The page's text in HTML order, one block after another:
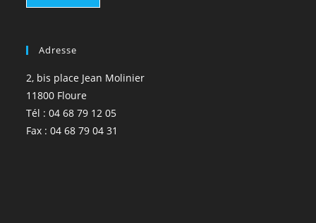
Adresse
2, bis place Jean Molinier
11800 Floure
Tél : 04 68 79 12 05
Fax : 04 68 79 04 31